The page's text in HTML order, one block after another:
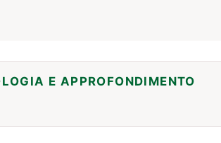
E APPROFONDIMENTO